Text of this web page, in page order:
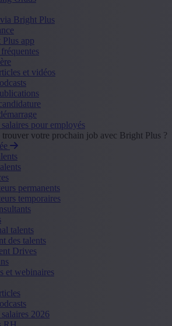
Bright Plus
app
et vidéos
pour employés
votre prochain job avec Bright Plus ?
permanents
temporaires
talents
des talents
Drives
et webinaires
2026